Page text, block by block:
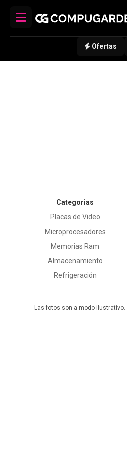
Ofertas
Categorias
Placas de Video
Microprocesadores
Memorias Ram
Almacenamiento
Refrigeración
Las fotos son a modo